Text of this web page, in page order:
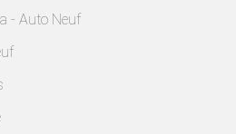
- Auto Neuf